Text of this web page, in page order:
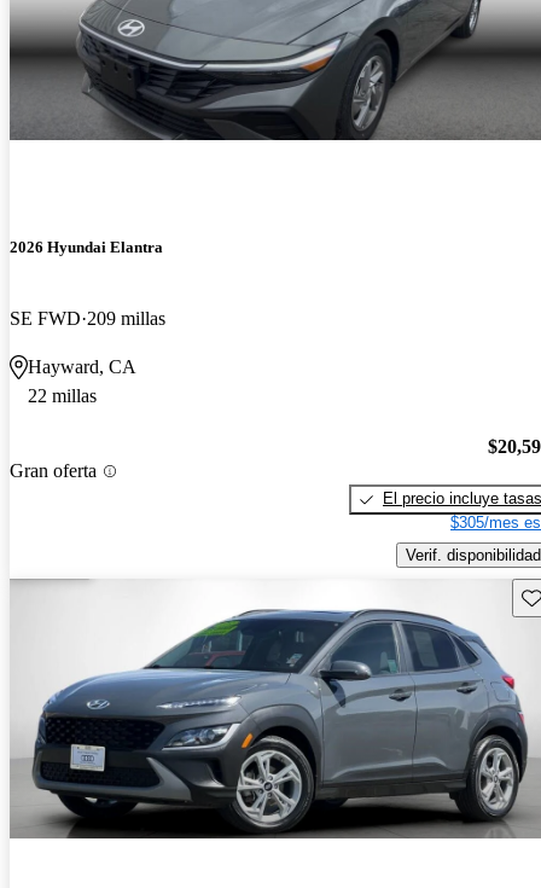
2026 Hyundai Elantra
SE FWD 209 millas
Hayward, CA
22 millas
Gran oferta
El precio incluye tasas
$305/mes
Verif. disponibilidad